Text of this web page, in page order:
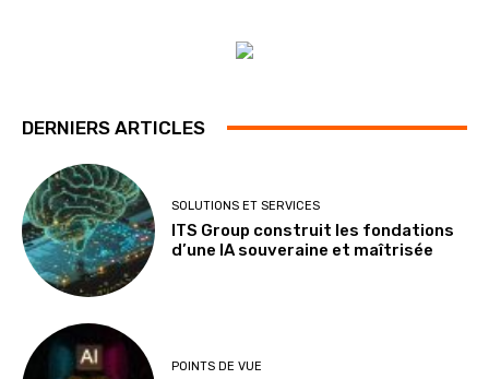
DERNIERS ARTICLES
SOLUTIONS ET SERVICES
ITS Group construit les fondations
d’une IA souveraine et maîtrisée
POINTS DE VUE